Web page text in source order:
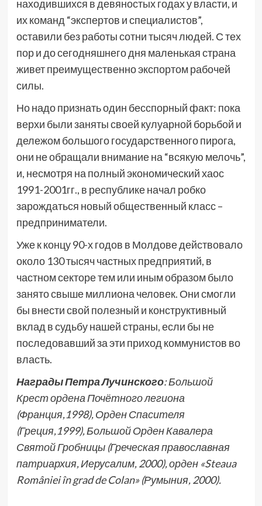
находившихся в девяностых годах у власти, и
их команд “экспертов и специалистов”,
оставили без работы сотни тысяч людей. С тех
пор и до сегодняшнего дня маленькая страна
живет преимущественно экспортом рабочей
силы.
Но надо признать один бесспорный факт: пока
верхи были заняты своей кулуарной борьбой и
дележом большого государственного пирога,
они не обращали внимание на “всякую мелочь”,
и, несмотря на полный экономический хаос
1991-2001гг., в республике начал робко
зарождаться новый общественный класс –
предприниматели.
Уже к концу 90-х годов в Молдове действовало
около 130 тысяч частных предприятий, в
частном секторе тем или иным образом было
занято свыше миллиона человек. Они смогли
бы внести свой полезный и конструктивный
вклад в судьбу нашей страны, если бы не
последовавший за эти приход коммунистов во
власть.
Награды Петра Лучинского: Большой
Крест ордена Почётного легиона
(Франция,1998), Орден Спасителя
(Греция,1999), Большой Орден Кавалера
Святой Гробницы (Греческая православная
патриархия, Иерусалим, 2000), орден «Steaua
României în grad de Colan» (Румыния, 2000).